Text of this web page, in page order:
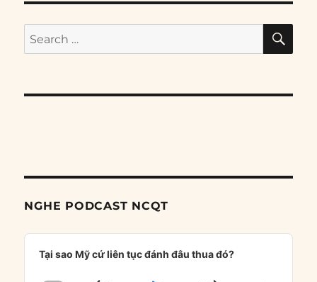
Search
for:
NGHE PODCAST NCQT
Audio
Player
Tại sao Mỹ cứ liên tục đánh đâu thua đó?